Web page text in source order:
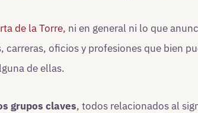
de la Torre, ni en general ni lo que
oficios y profesiones que bien
de ellas.
grupos claves, todos relacionados al